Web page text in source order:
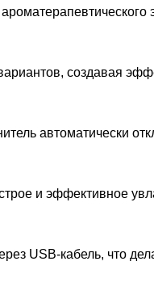
создавая
автоматически
и эффективное
USB-кабель, что